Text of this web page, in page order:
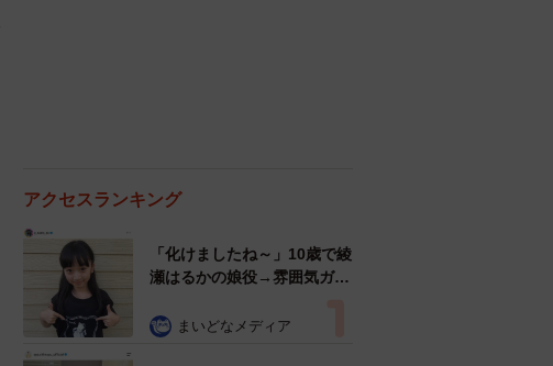
アクセスランキング
「化けましたね～」10歳で綾
瀬はるかの娘役→雰囲気ガラ
雰囲気が」「宝塚に入れそ
まいどなメディア